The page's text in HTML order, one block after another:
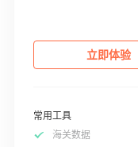
立即体验
常用工具
海关数据